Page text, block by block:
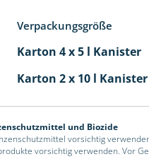
Verpackungsgröße
Karton 4 x 5 l Kanister
Karton 2 x 10 l Kanister
und Biozide
vorsichtig
vorsichtig verwenden. Vor